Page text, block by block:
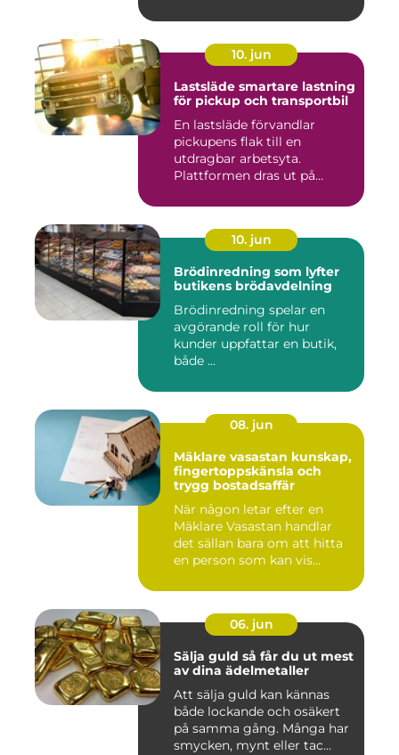
10. jun
Lastsläde smartare lastning
för pickup och transportbil
En lastsläde förvandlar
pickupens flak till en
utdragbar arbetsyta.
Plattformen dras ut på
10. jun
Brödinredning som lyfter
butikens brödavdelning
Brödinredning spelar en
avgörande roll för hur
kunder uppfattar en butik,
både ...
08. jun
Mäklare vasastan kunskap,
fingertoppskänsla och
trygg bostadsaffär
När någon letar efter en
Mäklare Vasastan handlar
det sällan bara om att hitta
en person som kan vis...
06. jun
Sälja guld så får du ut mest
av dina ädelmetaller
Att sälja guld kan kännas
både lockande och osäkert
på samma gång. Många har
smycken, mynt eller tac...